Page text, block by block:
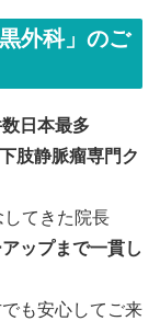
外科」のご
日本最多
下肢静脈瘤専門ク
てきた院長
ップまで一貫し
も安心してご来